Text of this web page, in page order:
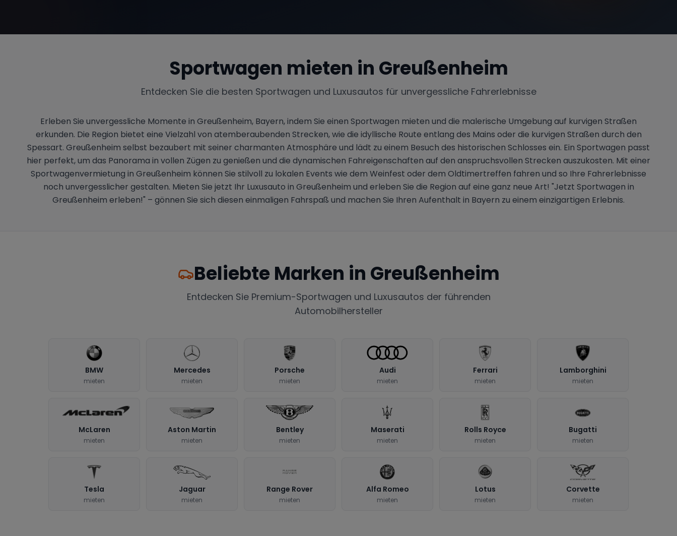
Sportwagen mieten in Greußenheim
Entdecken Sie die besten Sportwagen und Luxusautos für unvergessliche Fahrerlebnisse
Erleben Sie unvergessliche Momente in Greußenheim, Bayern, indem Sie einen Sportwagen mieten und die malerische Umgebung auf kurvigen Straßen
erkunden. Die Region bietet eine Vielzahl von atemberaubenden Strecken, wie die idyllische Route entlang des Mains oder die kurvigen Straßen durch den
Spessart. Greußenheim selbst bezaubert mit seiner charmanten Atmosphäre und lädt zu einem Besuch des historischen Schlosses ein. Ein Sportwagen passt
hier perfekt, um das Panorama in vollen Zügen zu genießen und die dynamischen Fahreigenschaften auf den anspruchsvollen Strecken auszukosten. Mit einer
Sportwagenvermietung in Greußenheim können Sie stilvoll zu lokalen Events wie dem Weinfest oder dem Oldtimertreffen fahren und so Ihre Fahrerlebnisse
noch unvergesslicher gestalten. Mieten Sie jetzt Ihr Luxusauto in Greußenheim und erleben Sie die Region auf eine ganz neue Art! "Jetzt Sportwagen in
Greußenheim erleben!" – gönnen Sie sich diesen einmaligen Fahrspaß und machen Sie Ihren Aufenthalt in Bayern zu einem einzigartigen Erlebnis.
Beliebte Marken in Greußenheim
Entdecken Sie Premium-Sportwagen und Luxusautos der führenden
Automobilhersteller
BMW
mieten
Mercedes
mieten
Porsche
mieten
Audi
mieten
Ferrari
mieten
Lamborghini
mieten
McLaren
mieten
Aston Martin
mieten
Bentley
mieten
Maserati
mieten
Rolls Royce
mieten
Bugatti
mieten
Tesla
mieten
Jaguar
mieten
Range Rover
mieten
Alfa Romeo
mieten
Lotus
mieten
Corvette
mieten